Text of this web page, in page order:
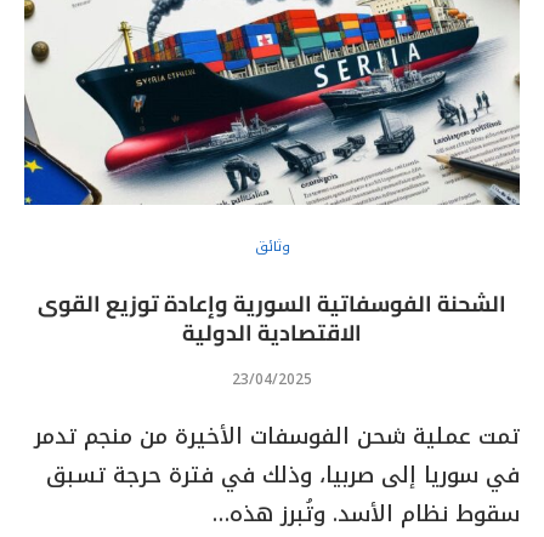
وثائق
الشحنة الفوسفاتية السورية وإعادة توزيع القوى
الاقتصادية الدولية
23/04/2025
تمت عملية شحن الفوسفات الأخيرة من منجم تدمر
في سوريا إلى صربيا، وذلك في فترة حرجة تسبق
سقوط نظام الأسد. وتُبرز هذه…